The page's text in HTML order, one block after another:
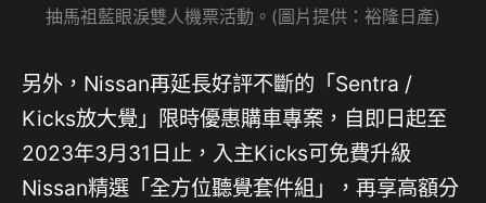
抽馬祖藍眼淚雙人機票活動。(圖片提供：裕隆日產)
另外，Nissan再延長好評不斷的「Sentra /
Kicks放大覺」限時優惠購車專案，自即日起至
2023年3月31日止，入主Kicks可免費升級
Nissan精選「全方位聽覺套件組」，再享高額分